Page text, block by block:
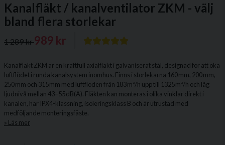
Kanalfläkt / kanalventilator ZKM - välj
bland flera storlekar
1 289 kr989 kr
Kanalfläkt ZKM är en kraftfull axialfläkt i galvaniserat stål, designad för att öka
luftflödet i runda kanalsystem inomhus. Finns i storlekarna 160 mm, 200 mm,
250 mm och 315 mm med luftflöden från 183 m³/h upp till 1325 m³/h och låg
ljudnivå mellan 43–55 dB(A). Fläkten kan monteras i olika vinklar direkt i
kanalen, har IPX4-klassning, isoleringsklass B och är utrustad med
medföljande monteringsfäste.
Läs mer